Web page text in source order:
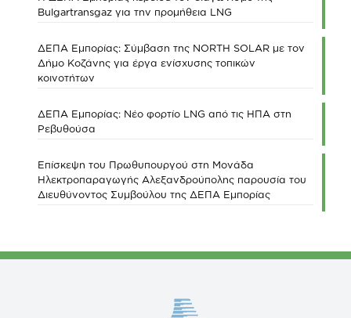
Bulgartransgaz για την προμήθεια LNG
ΔΕΠΑ Εμπορίας: Σύμβαση της NORTH SOLAR με τον
Δήμο Κοζάνης για έργα ενίσχυσης τοπικών
κοινοτήτων
ΔΕΠΑ Εμπορίας: Νέο φορτίο LNG από τις ΗΠΑ στη
Ρεβυθούσα
Επίσκεψη του Πρωθυπουργού στη Μονάδα
Ηλεκτροπαραγωγής Αλεξανδρούπολης παρουσία του
Διευθύνοντος Συμβούλου της ΔΕΠΑ Εμπορίας